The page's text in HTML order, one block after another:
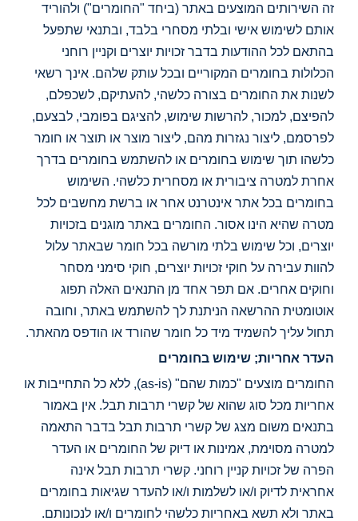
זה השירותים המוצעים באתר (ביחד "החומרים") ולהוריד
אותם לשימוש אישי ובלתי מסחרי בלבד, ובתנאי שתפעל
בהתאם לכל ההודעות בדבר זכויות יוצרים וקניין רוחני
הכלולות בחומרים המקוריים ובכל עותק שלהם. אינך רשאי
לשנות את החומרים בצורה כלשהי, להעתיקם, לשכפלם,
להפיצם, למכור, להרשות שימוש, להציגם בפומבי, לבצעם,
לפרסמם, ליצור נגזרות מהם, ליצור מוצר או תוצר או חומר
כלשהו תוך שימוש בחומרים או להשתמש בחומרים בדרך
אחרת למטרה ציבורית או מסחרית כלשהי. השימוש
בחומרים בכל אתר אינטרנט אחר או ברשת מחשבים לכל
מטרה שהיא הינו אסור. החומרים באתר מוגנים בזכויות
יוצרים, וכל שימוש בלתי מורשה בכל חומר שבאתר עלול
להוות עבירה על חוקי זכויות יוצרים, חוקי סימני מסחר
וחוקים אחרים. אם תפר אחד מן התנאים האלה תפוג
אוטומטית ההרשאה הניתנת לך להשתמש באתר, וחובה
תחול עליך להשמיד מיד כל חומר שהורד או הודפס מהאתר.
העדר אחריות; שימוש בחומרים
החומרים מוצעים "כמות שהם" (as-is), ללא כל התחייבות או
אחריות מכל סוג שהוא של קשרי תרבות תבל. אין באמור
בתנאים משום מצג של קשרי תרבות תבל בדבר התאמה
למטרה מסוימת, אמינות או דיוק של החומרים או העדר
הפרה של זכויות קניין רוחני. קשרי תרבות תבל אינה
אחראית לדיוק ו/או לשלמות ו/או להעדר שגיאות בחומרים
באתר ולא תשא באחריות כלשהי לחומרים ו/או לנכונותם.